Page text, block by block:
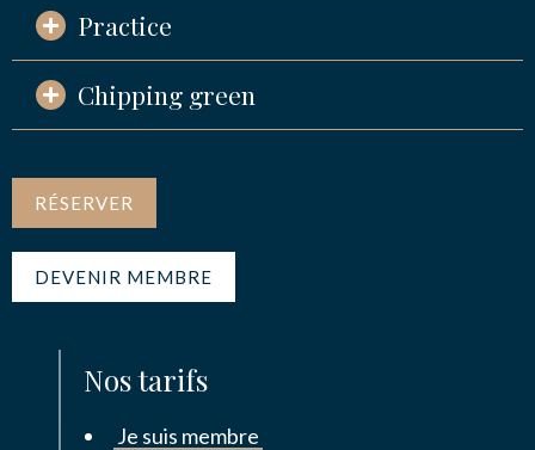
Practice
Chipping green
RÉSERVER
DEVENIR MEMBRE
Nos tarifs
Je suis membre